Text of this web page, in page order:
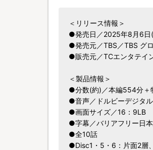
＜リリース情報＞
●発売日／2025年8月6日
●発売元／TBS／TBS グ
●販売元／TCエンタテイ
＜製品情報＞
●分数(約)／本編554分＋
●音声／ドルビーデジタ
●画面サイズ／16：9LB
●字幕／バリアフリー日本
●全10話
●Disc1・5・6：片面2層